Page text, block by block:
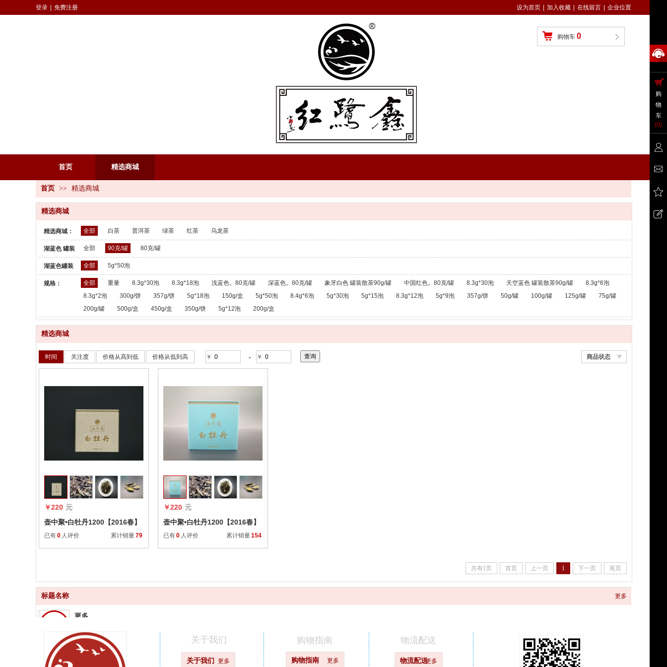
购物车 0
登录 免费注册 设为首页 加入收藏 在线留言 企业位置
首页 精选商城
首页 >> 精选商城
精选商城
精选商城： 全部 白茶 普洱茶 绿茶 红茶 乌龙茶
湖蓝色 罐装
散茶：
全部 90克/罐 80克/罐
湖蓝色罐装
散茶：
全部 5g*50泡
规格： 全部 重量 8.3g*30泡 8.3g*18泡 浅蓝色。80克/罐 深蓝色。80克/罐 象牙白色 罐装散茶90g/罐 中国红色。80克/罐 8.3g*30泡 天空蓝色 罐装散茶90g/罐
8.3g*6泡
8.3g*2泡
300g/饼 357g/饼 5g*18泡 150g/盒 5g*50泡 8.4g*6泡 5g*30泡 5g*15泡 8.3g*12泡 5g*9泡 357g/饼 50g/罐 100g/罐 125g/罐
75g/罐
200g/罐
500g/盒 450g/盒 350g/饼 5g*12泡 200g/盒
精选商城
商品状态
时间 关注度 价格从高到低 价格从低到高 ￥ - ￥
￥220 元
壶中聚•白牡丹1200【2016春】
已有0 人评价 累计销量79
￥220 元
壶中聚•白牡丹1200【2016春】
已有0 人评价 累计销量154
共有1页 首页 上一页 1 下一页 尾页
标题名称 更多
更多
更快
关于我们 更多 购物指南 更多 物流配送更多
关于我们 购物指南 物流配送
购
物
车
(0)